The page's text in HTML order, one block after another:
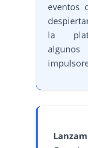
eventos
la